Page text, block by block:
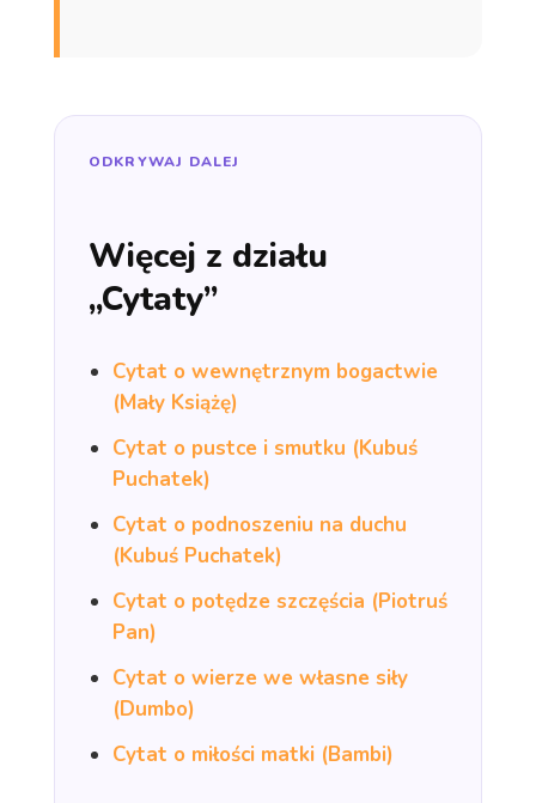
ODKRYWAJ DALEJ
Więcej z działu
„Cytaty”
Cytat o wewnętrznym bogactwie
(Mały Książę)
Cytat o pustce i smutku (Kubuś
Puchatek)
Cytat o podnoszeniu na duchu
(Kubuś Puchatek)
Cytat o potędze szczęścia (Piotruś
Pan)
Cytat o wierze we własne siły
(Dumbo)
Cytat o miłości matki (Bambi)